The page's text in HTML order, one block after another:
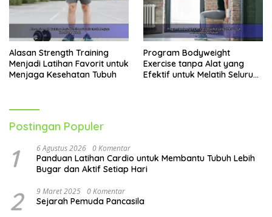
Alasan Strength Training
Menjadi Latihan Favorit untuk
Menjaga Kesehatan Tubuh
Program Bodyweight
Exercise tanpa Alat yang
Efektif untuk Melatih Seluruh
Postingan Populer
1 6 Agustus 2026 0 Komentar
Panduan Latihan Cardio untuk Membantu Tubuh Lebih
Bugar dan Aktif Setiap Hari
2 9 Maret 2025 0 Komentar
Sejarah Pemuda Pancasila